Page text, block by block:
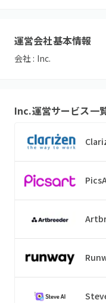
運営会社基本情報
会社 : Inc.
Inc.運営サービス一